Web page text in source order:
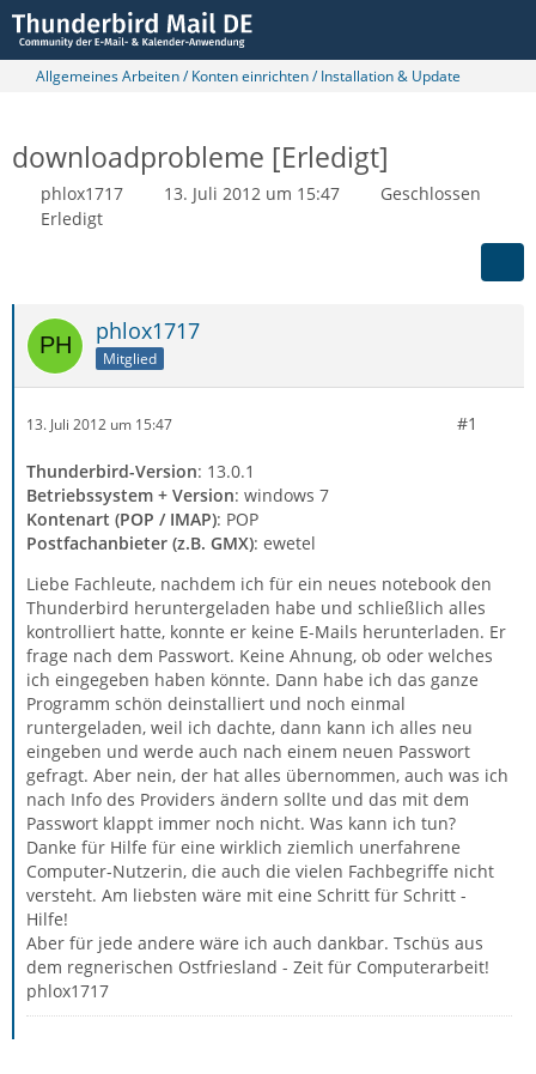
Allgemeines Arbeiten / Konten einrichten / Installation & Update
downloadprobleme [Erledigt]
phlox1717 13. Juli 2012 um 15:47
Geschlossen
Erledigt
phlox1717
Mitglied
13. Juli 2012 um 15:47 #1
Thunderbird-Version: 13.0.1
Betriebssystem + Version: windows 7
Kontenart (POP / IMAP): POP
Postfachanbieter (z.B. GMX): ewetel
Liebe Fachleute, nachdem ich für ein neues notebook den
Thunderbird heruntergeladen habe und schließlich alles
kontrolliert hatte, konnte er keine E-Mails herunterladen. Er
frage nach dem Passwort. Keine Ahnung, ob oder welches
ich eingegeben haben könnte. Dann habe ich das ganze
Programm schön deinstalliert und noch einmal
runtergeladen, weil ich dachte, dann kann ich alles neu
eingeben und werde auch nach einem neuen Passwort
gefragt. Aber nein, der hat alles übernommen, auch was ich
nach Info des Providers ändern sollte und das mit dem
Passwort klappt immer noch nicht. Was kann ich tun?
Danke für Hilfe für eine wirklich ziemlich unerfahrene
Computer-Nutzerin, die auch die vielen Fachbegriffe nicht
versteht. Am liebsten wäre mit eine Schritt für Schritt -
Hilfe!
Aber für jede andere wäre ich auch dankbar. Tschüs aus
dem regnerischen Ostfriesland - Zeit für Computerarbeit!
phlox1717